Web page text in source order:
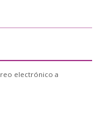
electrónico a